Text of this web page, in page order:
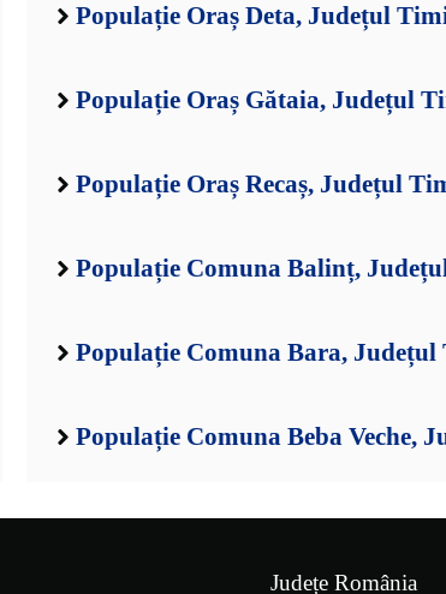
Populație Oraș Deta, Județul
Populație Oraș Gătaia, Județul
Populație Oraș Recaș, Județul
Populație Comuna Balinț,
Populație Comuna Bara, Județul
Populație Comuna Beba Veche,
Județe România